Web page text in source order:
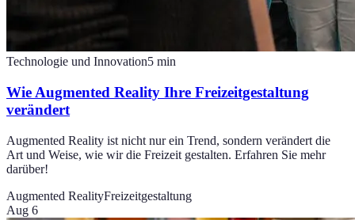
Technologie und Innovation5 min
Wie Augmented Reality Ihre Freizeitgestaltung
verändert
Augmented Reality ist nicht nur ein Trend, sondern verändert die
Art und Weise, wie wir die Freizeit gestalten. Erfahren Sie mehr
darüber!
Augmented RealityFreizeitgestaltung
Aug 6